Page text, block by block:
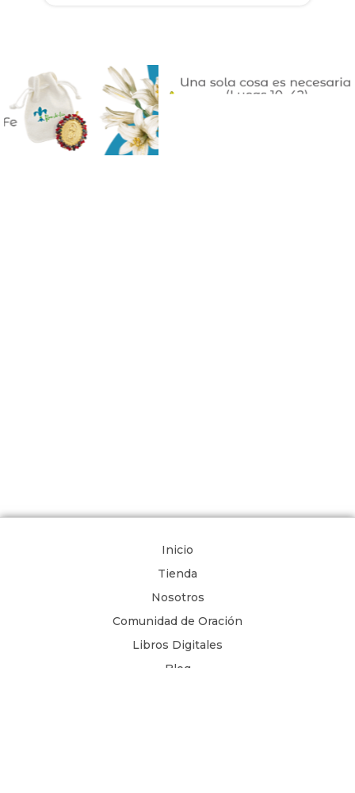
Inicio
Tienda
Nosotros
Comunidad de Oración
Libros Digitales
Blog